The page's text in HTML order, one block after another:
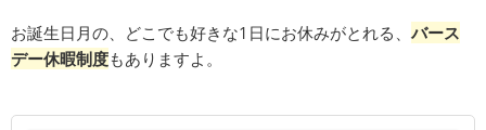
お誕生日月の、どこでも好きな1日にお休みがとれる、 バース
デー休暇制度もありますよ。